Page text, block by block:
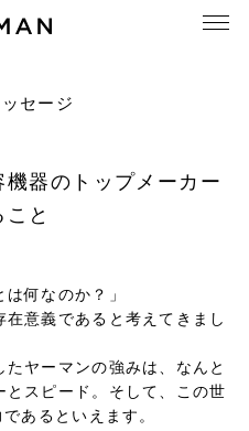
セージ
器のトップメーカー
と
何なのか？」
意義であると考えてきまし
ヤーマンの強みは、なんと
スピード。そして、この世
あるといえます。